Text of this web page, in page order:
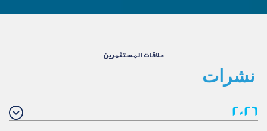
علاقات المستثمرين
2026